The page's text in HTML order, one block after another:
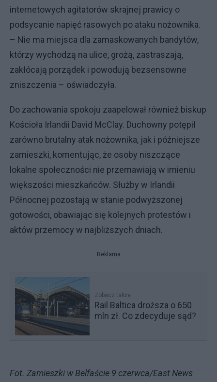
internetowych agitatorów skrajnej prawicy o
podsycanie napięć rasowych po ataku nożownika.
– Nie ma miejsca dla zamaskowanych bandytów,
którzy wychodzą na ulice, grożą, zastraszają,
zakłócają porządek i powodują bezsensowne
zniszczenia – oświadczyła.
Do zachowania spokoju zaapelował również biskup
Kościoła Irlandii David McClay. Duchowny potępił
zarówno brutalny atak nożownika, jak i późniejsze
zamieszki, komentując, że osoby niszczące
lokalne społeczności nie przemawiają w imieniu
większości mieszkańców. Służby w Irlandii
Północnej pozostają w stanie podwyższonej
gotowości, obawiając się kolejnych protestów i
aktów przemocy w najbliższych dniach.
Reklama
Zobacz także
Rail Baltica droższa o 650
mln zł. Co zdecyduje sąd?
Fot. Zamieszki w Belfaście 9 czerwca/East News